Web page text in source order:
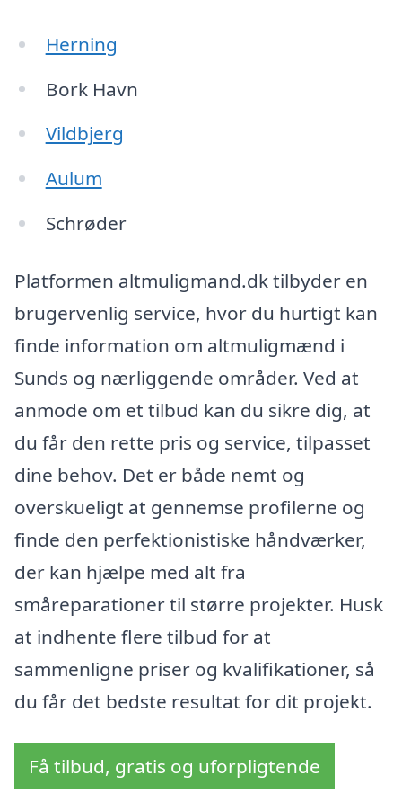
Herning
Bork Havn
Vildbjerg
Aulum
Schrøder
Platformen altmuligmand.dk tilbyder en
brugervenlig service, hvor du hurtigt kan
finde information om altmuligmænd i
Sunds og nærliggende områder. Ved at
anmode om et tilbud kan du sikre dig, at
du får den rette pris og service, tilpasset
dine behov. Det er både nemt og
overskueligt at gennemse profilerne og
finde den perfektionistiske håndværker,
der kan hjælpe med alt fra
småreparationer til større projekter. Husk
at indhente flere tilbud for at
sammenligne priser og kvalifikationer, så
du får det bedste resultat for dit projekt.
Få tilbud, gratis og uforpligtende